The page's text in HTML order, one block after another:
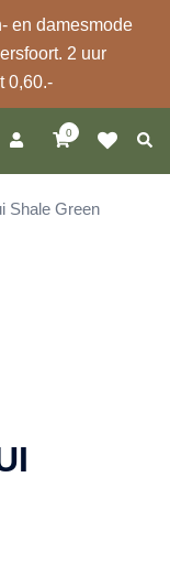
en damesmode
2 uur
0,60.-
0
Shale Green